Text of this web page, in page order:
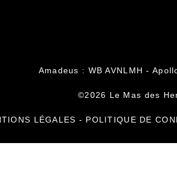
Amadeus : WB AVNLMH -
©2026 Le Mas des
LÉGALES - POLITIQUE DE